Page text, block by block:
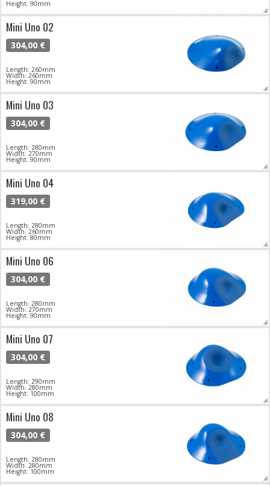
Height: 90mm
Mini Uno 02
304,00 €
Length: 260mm
Width: 260mm
Height: 90mm
Mini Uno 03
304,00 €
Length: 280mm
Width: 270mm
Height: 90mm
Mini Uno 04
319,00 €
Length: 280mm
Width: 260mm
Height: 80mm
Mini Uno 06
304,00 €
Length: 280mm
Width: 270mm
Height: 90mm
Mini Uno 07
304,00 €
Length: 290mm
Width: 280mm
Height: 100mm
Mini Uno 08
304,00 €
Length: 280mm
Width: 280mm
Height: 100mm